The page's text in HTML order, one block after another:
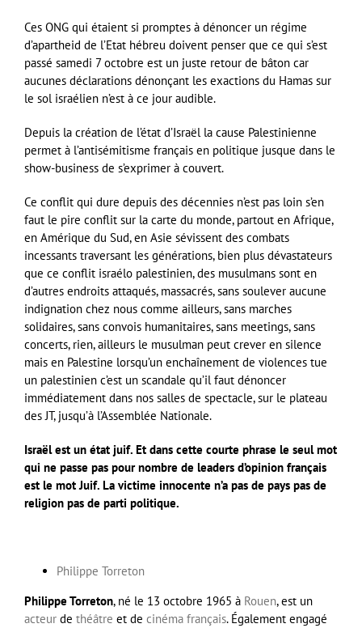
Ces ONG qui étaient si promptes à dénoncer un régime
d’apartheid de l’Etat hébreu doivent penser que ce qui s’est
passé samedi 7 octobre est un juste retour de bâton car
aucunes déclarations dénonçant les exactions du Hamas sur
le sol israélien n’est à ce jour audible.
Depuis la création de l’état d’Israël la cause Palestinienne
permet à l’antisémitisme français en politique jusque dans le
show-business de s’exprimer à couvert.
Ce conflit qui dure depuis des décennies n’est pas loin s’en
faut le pire conflit sur la carte du monde, partout en Afrique,
en Amérique du Sud, en Asie sévissent des combats
incessants traversant les générations, bien plus dévastateurs
que ce conflit israélo palestinien, des musulmans sont en
d’autres endroits attaqués, massacrés, sans soulever aucune
indignation chez nous comme ailleurs, sans marches
solidaires, sans convois humanitaires, sans meetings, sans
concerts, rien, ailleurs le musulman peut crever en silence
mais en Palestine lorsqu’un enchaînement de violences tue
un palestinien c’est un scandale qu’il faut dénoncer
immédiatement dans nos salles de spectacle, sur le plateau
des JT, jusqu’à l’Assemblée Nationale.
Israël est un état juif. Et dans cette courte phrase le seul mot
qui ne passe pas pour nombre de leaders d’opinion français
est le mot Juif. La victime innocente n’a pas de pays pas de
religion pas de parti politique.
Philippe Torreton
Philippe Torreton, né le 13 octobre 1965 à Rouen, est un
acteur de théâtre et de cinéma français. Également engagé